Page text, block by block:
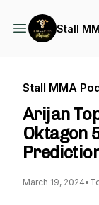
Stall
Stall MMA
Arijan
Oktagon
March 19, 2024•